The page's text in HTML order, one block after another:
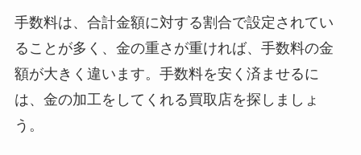
手数料は、合計金額に対する割合で設定されてい
ることが多く、金の重さが重ければ、手数料の金
額が大きく違います。手数料を安く済ませるに
は、金の加工をしてくれる買取店を探しましょ
う。